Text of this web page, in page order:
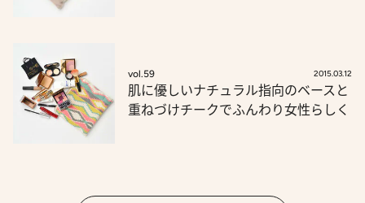
vol.59 2015.03.12
肌に優しいナチュラル指向のベースと
重ねづけチークでふんわり女性らしく